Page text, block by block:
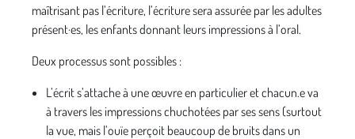
maîtrisant pas l’écriture, l’écriture sera assurée par les adultes
présent·es, les enfants donnant leurs impressions à l’oral.
Deux processus sont possibles :
L’écrit s’attache à une œuvre en particulier et chacun.e va
à travers les impressions chuchotées par ses sens (surtout
la vue, mais l’ouïe perçoit beaucoup de bruits dans un